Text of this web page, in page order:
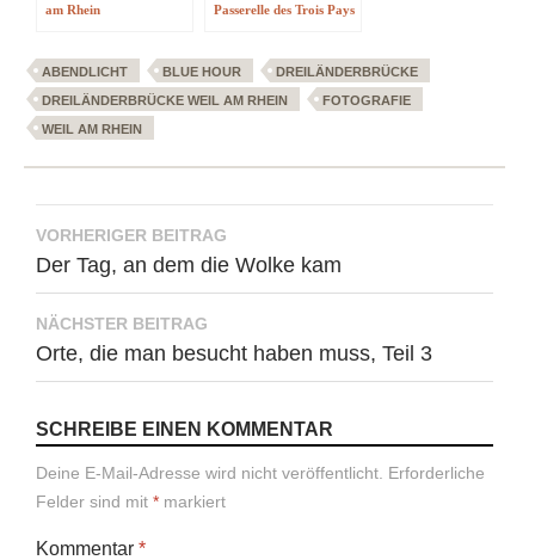
am Rhein
Passerelle des Trois Pays
ABENDLICHT BLUE HOUR
DREILÄNDERBRÜCKE
DREILÄNDERBRÜCKE WEIL AM RHEIN
FOTOGRAFIE
WEIL AM RHEIN
Beitragsnavigation
VORHERIGER BEITRAG
Der Tag, an dem die Wolke kam
NÄCHSTER BEITRAG
Orte, die man besucht haben muss, Teil 3
SCHREIBE EINEN KOMMENTAR
Deine E-Mail-Adresse wird nicht veröffentlicht. Erforderliche
Felder sind mit * markiert
Kommentar *